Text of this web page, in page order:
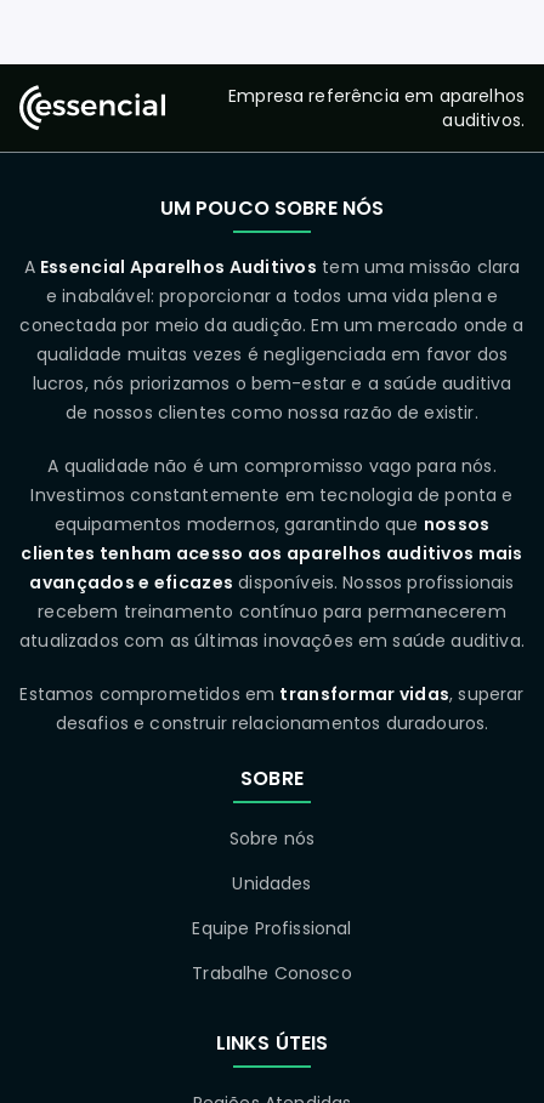
Empresa referência em aparelhos
auditivos.
UM POUCO SOBRE NÓS
A Essencial Aparelhos Auditivos tem uma missão clara
e inabalável: proporcionar a todos uma vida plena e
conectada por meio da audição. Em um mercado onde a
qualidade muitas vezes é negligenciada em favor dos
lucros, nós priorizamos o bem-estar e a saúde auditiva
de nossos clientes como nossa razão de existir.
A qualidade não é um compromisso vago para nós.
Investimos constantemente em tecnologia de ponta e
equipamentos modernos, garantindo que nossos
clientes tenham acesso aos aparelhos auditivos mais
avançados e eficazes disponíveis. Nossos profissionais
recebem treinamento contínuo para permanecerem
atualizados com as últimas inovações em saúde auditiva.
Estamos comprometidos em transformar vidas, superar
desafios e construir relacionamentos duradouros.
SOBRE
Sobre nós
Unidades
Equipe Profissional
Trabalhe Conosco
LINKS ÚTEIS